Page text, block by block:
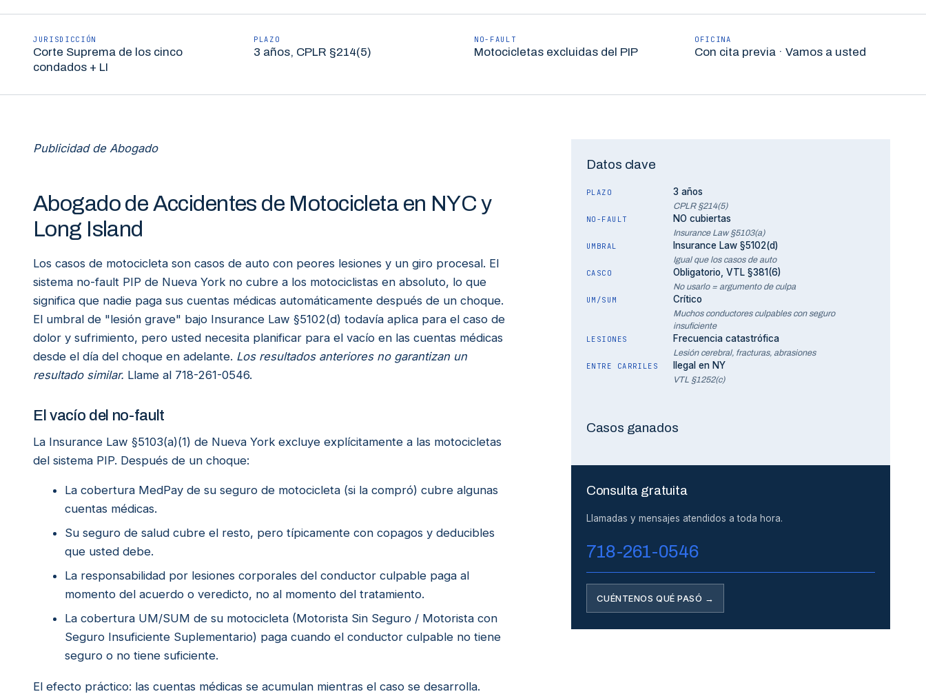
JURISDICCIÓN
Corte Suprema de los cinco
condados + LI
PLAZO
3 años, CPLR §214(5)
NO-FAULT
Motocicletas excluidas del PIP
OFICINA
Con cita previa · Vamos a usted
Publicidad de Abogado
Abogado de Accidentes de Motocicleta en NYC y
Long Island
Los casos de motocicleta son casos de auto con peores lesiones y un giro procesal. El
sistema no-fault PIP de Nueva York no cubre a los motociclistas en absoluto, lo que
significa que nadie paga sus cuentas médicas automáticamente después de un choque.
El umbral de "lesión grave" bajo Insurance Law §5102(d) todavía aplica para el caso de
dolor y sufrimiento, pero usted necesita planificar para el vacío en las cuentas médicas
desde el día del choque en adelante. Los resultados anteriores no garantizan un
resultado similar. Llame al 718-261-0546.
El vacío del no-fault
La Insurance Law §5103(a)(1) de Nueva York excluye explícitamente a las motocicletas
del sistema PIP. Después de un choque:
La cobertura MedPay de su seguro de motocicleta (si la compró) cubre algunas
cuentas médicas.
Su seguro de salud cubre el resto, pero típicamente con copagos y deducibles
que usted debe.
La responsabilidad por lesiones corporales del conductor culpable paga al
momento del acuerdo o veredicto, no al momento del tratamiento.
La cobertura UM/SUM de su motocicleta (Motorista Sin Seguro / Motorista con
Seguro Insuficiente Suplementario) paga cuando el conductor culpable no tiene
seguro o no tiene suficiente.
El efecto práctico: las cuentas médicas se acumulan mientras el caso se desarrolla.
Datos clave
PLAZO 3 años
CPLR §214(5)
NO-FAULT
NO cubiertas
Insurance Law §5103(a)
UMBRAL
Insurance Law §5102(d)
Igual que los casos de auto
CASCO
Obligatorio, VTL §381(6)
No usarlo = argumento de culpa
UM/SUM
Crítico
Muchos conductores culpables con seguro
insuficiente
LESIONES
Frecuencia catastrófica
Lesión cerebral, fracturas, abrasiones
ENTRE CARRILES
Ilegal en NY
VTL §1252(c)
Casos ganados
Consulta gratuita
Llamadas y mensajes atendidos a toda hora.
718-261-0546
CUÉNTENOS QUÉ PASÓ →